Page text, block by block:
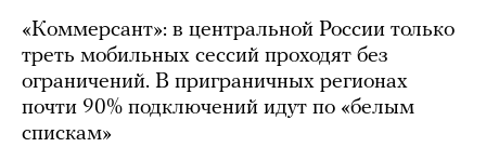
«Коммерсант»: в центральной России только
треть мобильных сессий проходят без
ограничений. В приграничных регионах
почти 90% подключений идут по «белым
спискам»